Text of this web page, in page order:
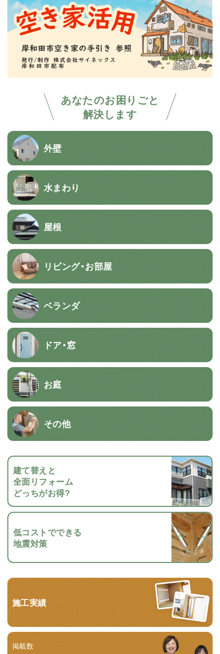
あなたのお困りごと
解決します
外壁
水まわり
屋根
リビング・お部屋
ベランダ
ドア・窓
お庭
その他
建て替えと
全面リフォーム
どっちがお得?
低コストでできる
地震対策
施工実績
掲載数